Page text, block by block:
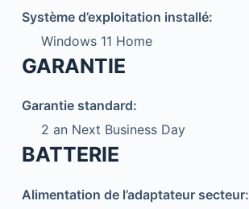
Système d’exploitation installé:
Windows 11 Home
GARANTIE
Garantie standard:
2 an Next Business Day
BATTERIE
Alimentation de l’adaptateur secteur: